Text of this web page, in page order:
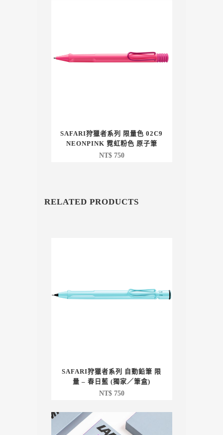
SAFARI狩獵者系列 限量色 02C9
NEONPINK 霓虹粉色 原子筆
NT$750
RELATED PRODUCTS
SAFARI狩獵者系列 自動鉛筆 限
量 – 春日藍 (獨家／筆盒)
NT$750